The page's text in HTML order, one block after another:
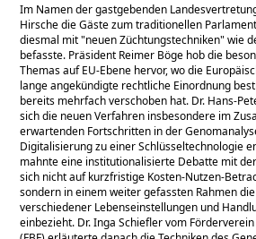
Im Namen der gastgebenden
Hirsche die Gäste zum traditionellen
diesmal mit neuen Züchtungstechniken wie
befasste. Präsident Reimer Böge hob die
Themas auf EU-Ebene hervor, wo die
lange angekündigte rechtliche Einordnung
bereits mehrfach verschoben hat. Dr. Hans-
sich die neuen Verfahren insbesondere im
erwartenden Fortschritten in der
Digitalisierung zu einer Schlüsseltechnologie
mahnte eine institutionalisierte Debatte mit
sich nicht auf kurzfristige Kosten-Nutzen-
sondern in einem weiter gefassten Rahmen
verschiedener Lebenseinstellungen und
einbezieht. Dr. Inga Schiefler vom